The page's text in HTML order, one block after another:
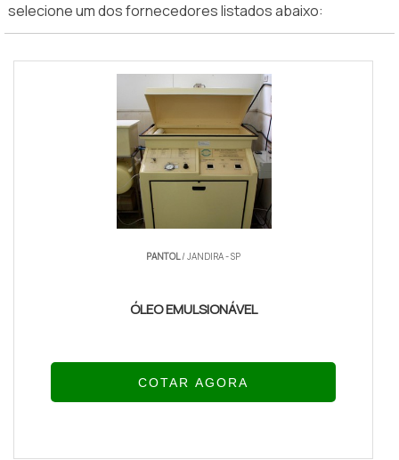
selecione um dos fornecedores listados abaixo:
PANTOL/ JANDIRA - SP
ÓLEO EMULSIONÁVEL
COTAR AGORA